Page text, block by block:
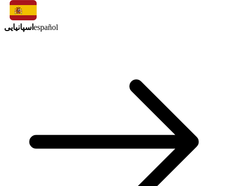
اسپانیایی español